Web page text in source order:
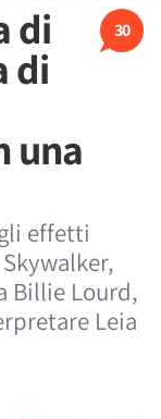
30
di
di
una
effetti
Billie Lourd,
Leia